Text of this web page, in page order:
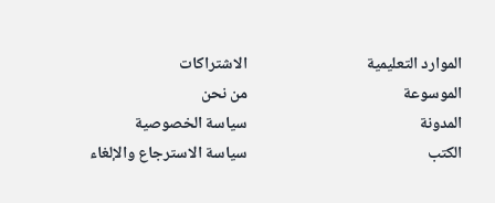
الموارد التعليمية
الموسوعة
المدونة
الكتب
الاشتراكات
من نحن
سياسة الخصوصية
سياسة الاسترجاع والإلغاء